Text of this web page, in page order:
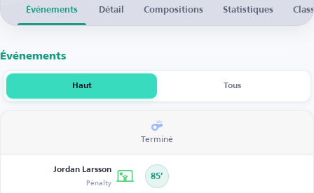
Événements Détail Compositions Statistiques
Événements
Haut Tous
Terminé
Jordan Larsson
Pénalty 85’